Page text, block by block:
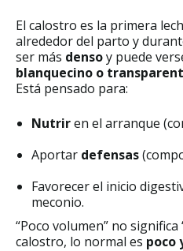
El calostro es la primera
alrededor del parto y
ser más densoy puede
blanquecino o
Está pensado para:
Nutriren el arranque
Aportar defensas
Favorecer el inicio
meconio.
“Poco volumen” no significa
calostro, lo normal es poco